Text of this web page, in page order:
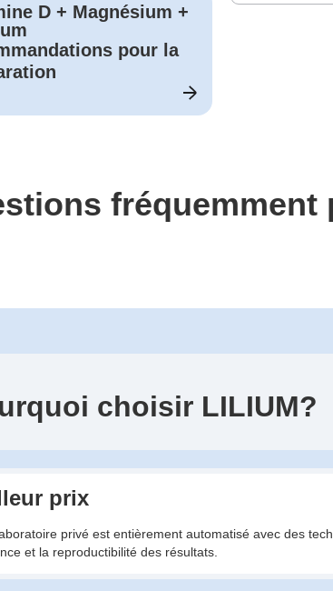
D + Magnésium +
pour la
fréquemment
choisir LILIUM?
prix
privé est entièrement automatisé avec des
et la reproductibilité des résultats.